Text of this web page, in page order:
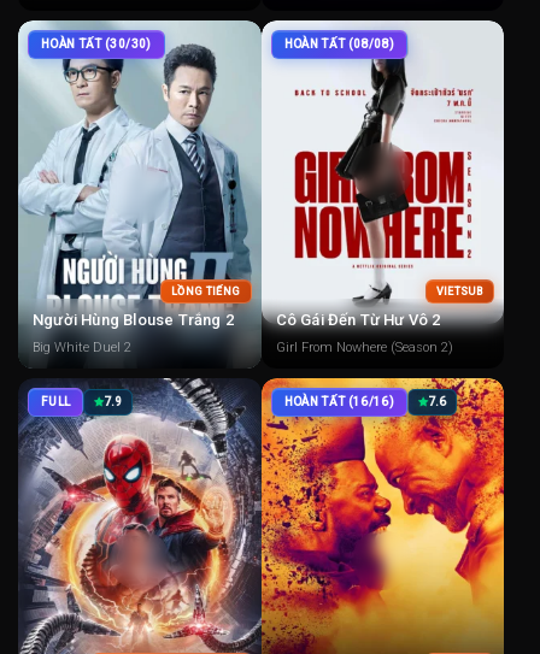
HOÀN TẤT (30/30)
LỒNG TIẾNG
Người Hùng Blouse Trắng 2
Big White Duel 2
HOÀN TẤT (08/08)
VIETSUB
Cô Gái Đến Từ Hư Vô 2
Girl From Nowhere (Season 2)
FULL 7.9 HOÀN TẤT (16/16) 7.6